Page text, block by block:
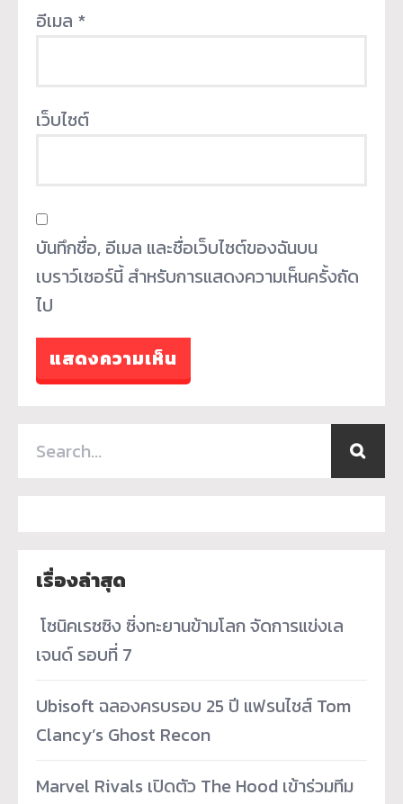
อีเมล *
เว็บไซต์
บันทึกชื่อ, อีเมล และชื่อเว็บไซต์ของฉันบน
เบราว์เซอร์นี้ สำหรับการแสดงความเห็นครั้งถัด
ไป
เรื่องล่าสุด
­ โซนิคเรซซิง ซิ่งทะยานข้ามโลก จัดการแข่งเล
เจนด์ รอบที่ 7
Ubisoft ฉลองครบรอบ 25 ปี แฟรนไชส์ Tom
Clancy’s Ghost Recon
Marvel Rivals เปิดตัว The Hood เข้าร่วมทีม